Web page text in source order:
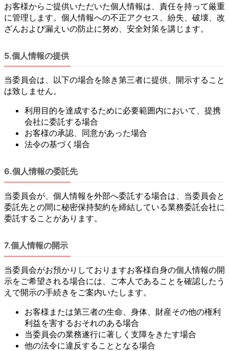
お客様からご提供いただいた個人情報は、責任を持って厳重
に管理します。個人情報への不正アクセス、紛失、破壊、改
ざんおよび漏えいの防止に努め、安全対策を講じます。
5.個人情報の提供
当委員会は、以下の場合を除き第三者に提供、開示すること
は致しません。
利用目的を達成するために必要範囲内において、提携
会社に委託する場合
お客様の承認、同意があった場合
法令の基づく場合
6.個人情報の委託先
当委員会が、個人情報を外部へ委託する場合は、当委員会と
委託先との間に秘密保持契約を締結している業務委託会社に
委託することがあります。
7.個人情報の開示
当委員会がお預かりしておりますお客様自身の個人情報の開
示をご希望される場合には、ご本人であることを確認したう
えで開示の手続きをご案内いたします。
お客様または第三者の生命、身体、財産その他の権利
利益を害するおそれのある場合
当委員会の業務遂行に著しく支障をきたす場合
他の法令に違反することとなる場合